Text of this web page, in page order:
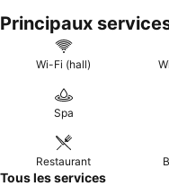
louent constamment la
personnel
et son
accueillante. Pour une
vue et de la tranquillité.
Principaux
Wi-Fi (hall)
Spa
Restaurant
Tous les services